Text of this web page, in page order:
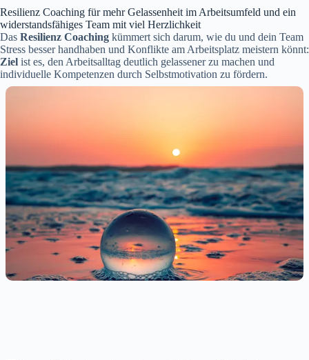
Resilienz Coaching für mehr Gelassenheit im Arbeitsumfeld und ein
widerstandsfähiges Team mit viel Herzlichkeit
Das Resilienz Coaching kümmert sich darum, wie du und dein Team
Stress besser handhaben und Konflikte am Arbeitsplatz meistern könnt:
Ziel ist es, den Arbeitsalltag deutlich gelassener zu machen und
individuelle Kompetenzen durch Selbstmotivation zu fördern.